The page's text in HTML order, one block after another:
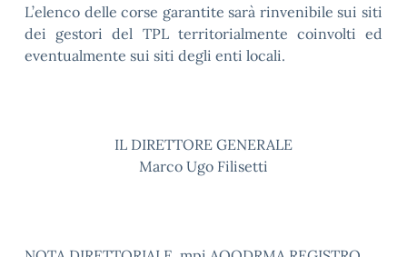
L’elenco delle corse garantite sarà rinvenibile sui siti
dei gestori del TPL territorialmente coinvolti ed
eventualmente sui siti degli enti locali.
IL DIRETTORE GENERALE
Marco Ugo Filisetti